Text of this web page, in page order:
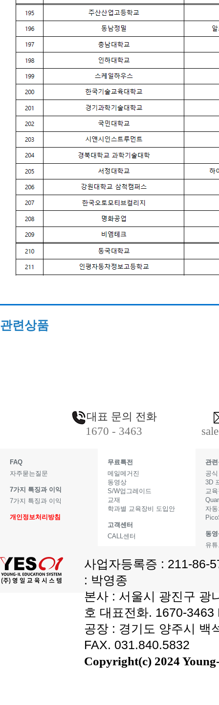
관련상품
대표 문의 전화
1670 - 3463
FAQ
자주묻는질문
7가지 특징과 이익
7가지 특징과 이익
개인정보처리방침
무료특전
메일메거진
동영상
S/W업그레이드
교재
학과별 교육장비 도입안
고객센터
CALL센터
관
공
3D
교
자
동
유
사업자등록증 : 211-86-
: 박영종
본사 : 서울시 광진구 광
호 대표전화. 1670-
공장 : 경기도 양주시 백
FAX. 031.840.5832
Copyright(c) 2024